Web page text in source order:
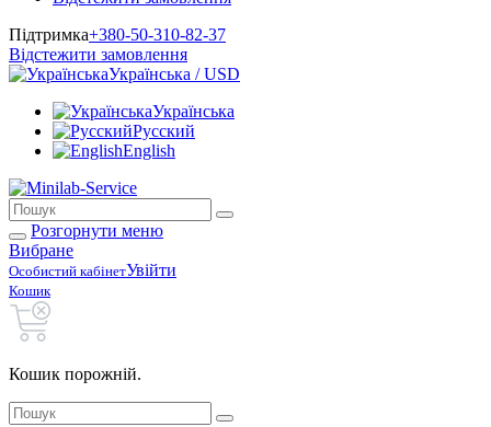
Підтримка+380-50-310-82-37
Відстежити замовлення
Українська / USD
Українська
Русский
English
Розгорнути меню
Вибране
Особистий кабінетУвійти
Кошик
Кошик порожній.